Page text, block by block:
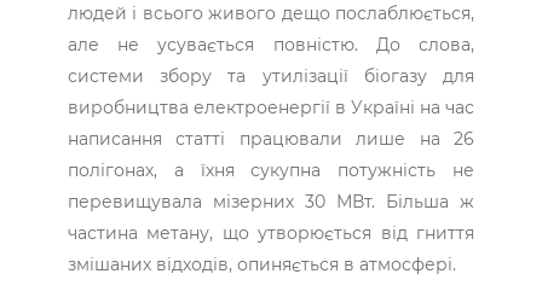
людей і всього живого дещо послаблюється,
але не усувається повністю. До слова,
системи збору та утилізації біогазу для
виробництва електроенергії в Україні на час
написання статті працювали лише на 26
полігонах, а їхня сукупна потужність не
перевищувала мізерних 30 МВт. Більша ж
частина метану, що утворюється від гниття
змішаних відходів, опиняється в атмосфері.